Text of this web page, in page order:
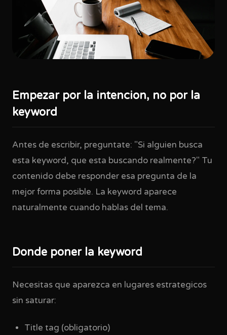
Empezar por la intencion, no por la
keyword
Antes de escribir, preguntate: "Si alguien busca
esta keyword, que esta buscando realmente?" Tu
contenido debe responder esa pregunta de la
mejor forma posible. La keyword aparece
naturalmente cuando hablas del tema.
Donde poner la keyword
Necesitas que aparezca en lugares estrategicos
sin saturar:
Title tag (obligatorio)